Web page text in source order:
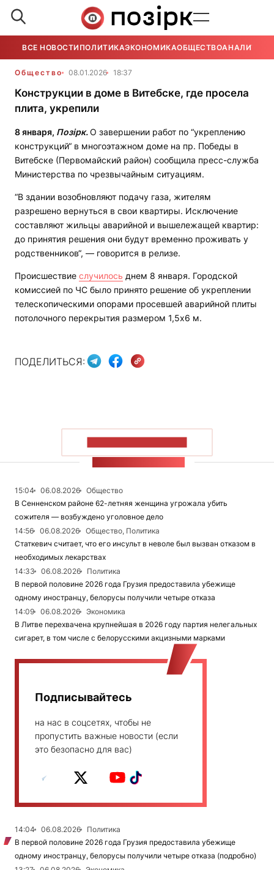
ВСЕ НОВОСТИ ПОЛИТИКАЭКОНОМИКАОБЩЕСТВОАНАЛИТИКА
Общество 08.01.2026 18:37
Конструкции в доме в Витебске, где просела
плита, укрепили
8 января, Позірк.О завершении работ по “укреплению
конструкций“ в многоэтажном доме на пр. Победы в
Витебске (Первомайский район) сообщила пресс-служба
Министерства по чрезвычайным ситуациям.
“В здании возобновляют подачу газа, жителям
разрешено вернуться в свои квартиры. Исключение
составляют жильцы аварийной и вышележащей квартир:
до принятия решения они будут временно проживать у
родственников“, — говорится в релизе.
Происшествие случилось днем 8 января. Городской
комиссией по ЧС было принято решение об укреплении
телескопическими опорами просевшей аварийной плиты
потолочного перекрытия размером 1,5х6 м.
ПОДЕЛИТЬСЯ:
15:04 06.08.2026
Общество
В Сенненском районе 62-летняя женщина угрожала убить
сожителя — возбуждено уголовное дело
14:56
06.08.2026
Общество, Политика
Статкевич считает, что его инсульт в неволе был вызван отказом в
необходимых лекарствах
14:33
06.08.2026
Политика
В первой половине 2026 года Грузия предоставила убежище
одному иностранцу, белорусы получили четыре отказа
14:09
06.08.2026
Экономика
В Литве перехвачена крупнейшая в 2026 году партия нелегальных
сигарет, в том числе с белорусскими акцизными марками
Подписывайтесь
на нас в соцсетях, чтобы не
пропустить важные новости (если
это безопасно для вас)
14:04 06.08.2026
Политика
В первой половине 2026 года Грузия предоставила убежище
одному иностранцу, белорусы получили четыре отказа (подробно)